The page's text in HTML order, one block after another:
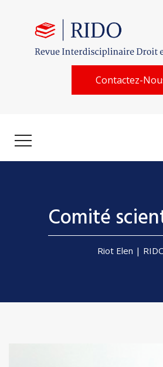
Contactez-
Comité
Riot Elen |